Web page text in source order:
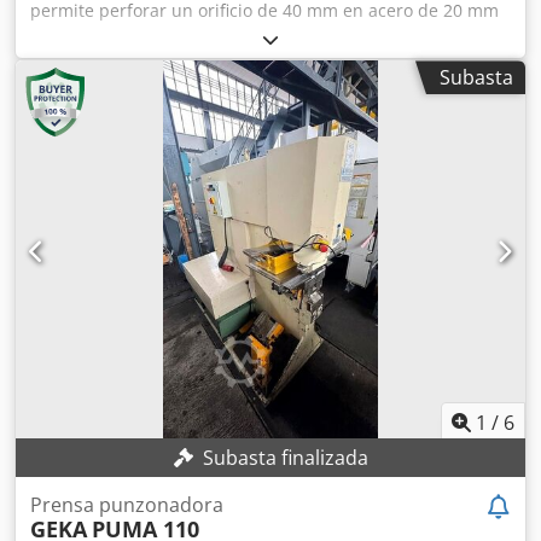
permite perforar un orificio de 40 mm en acero de 20 mm
de espesor. El accionamiento se realiza mediante un
interruptor de pedal. Incluye un visor para marcar y
ajustar la posición. Dcjdpfxsizuhpj An Nek El surtido de
herramientas está incluido en el precio. Fuerza de
punzonado: 1000 kN. Peso: 2400 kg.
Subasta
1 / 6
Subasta finalizada
Prensa punzonadora
GEKA PUMA 110